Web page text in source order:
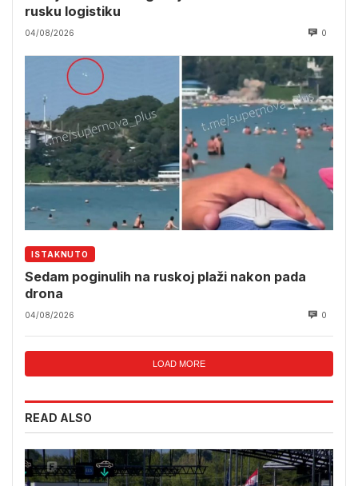
rusku logistiku
04/08/2026 0
ISTAKNUTO
Sedam poginulih na ruskoj plaži nakon pada
drona
04/08/2026 0
LOAD MORE
READ ALSO